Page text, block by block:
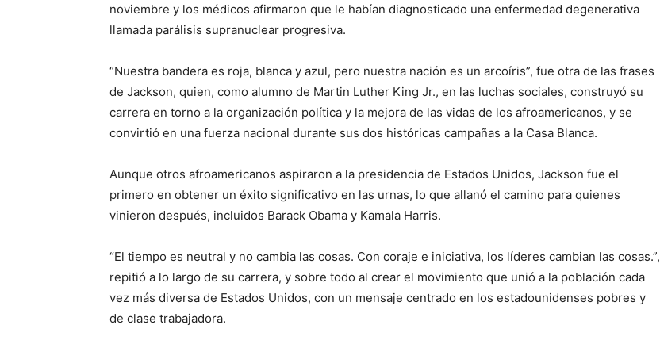
noviembre y los médicos afirmaron que le habían diagnosticado una enfermedad degenerativa
llamada parálisis supranuclear progresiva.
“Nuestra bandera es roja, blanca y azul, pero nuestra nación es un arcoíris”, fue otra de las frases
de Jackson, quien, como alumno de Martin Luther King Jr., en las luchas sociales, construyó su
carrera en torno a la organización política y la mejora de las vidas de los afroamericanos, y se
convirtió en una fuerza nacional durante sus dos históricas campañas a la Casa Blanca.
Aunque otros afroamericanos aspiraron a la presidencia de Estados Unidos, Jackson fue el
primero en obtener un éxito significativo en las urnas, lo que allanó el camino para quienes
vinieron después, incluidos Barack Obama y Kamala Harris.
“El tiempo es neutral y no cambia las cosas. Con coraje e iniciativa, los líderes cambian las cosas.”,
repitió a lo largo de su carrera, y sobre todo al crear el movimiento que unió a la población cada
vez más diversa de Estados Unidos, con un mensaje centrado en los estadounidenses pobres y
de clase trabajadora.